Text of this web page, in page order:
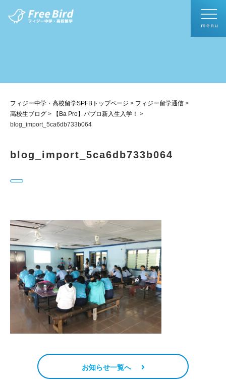
フィジー中学・高校留学SPFBトップページ > フィジー留学通信 >
高校生ブログ > 【Ba Pro】バプロ新入生入学！ >
blog_import_5ca6db733b064
blog_import_5ca6db733b064
お知らせ一覧へ